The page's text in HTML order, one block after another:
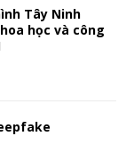
Tây Ninh
học và công